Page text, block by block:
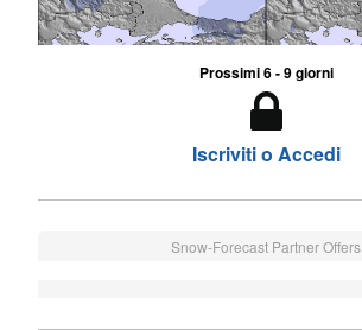
Prossimi 6 - 9 giorni
Iscriviti o Accedi
Snow-Forecast Partner Offers